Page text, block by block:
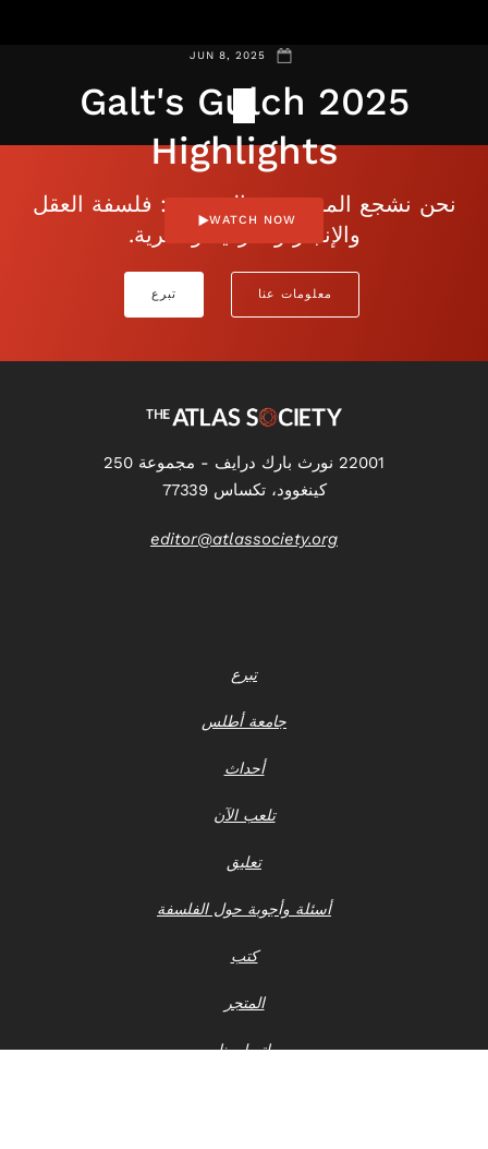
JUN 8, 2025
Galt's Gulch 2025
Highlights
WATCH NOW
نحن نشجع الموضوعية المفتوحة: فلسفة العقل
والإنجاز والفردية والحرية.
معلومات عنا تبرع
22001 نورث بارك درايف - مجموعة 250
كينغوود، تكساس 77339
editor@atlassociety.org
تبرع
جامعة أطلس
أحداث
تلعب الآن
تعليق
أسئلة وأجوبة حول الفلسفة
كتب
المتجر
اتصل بنا